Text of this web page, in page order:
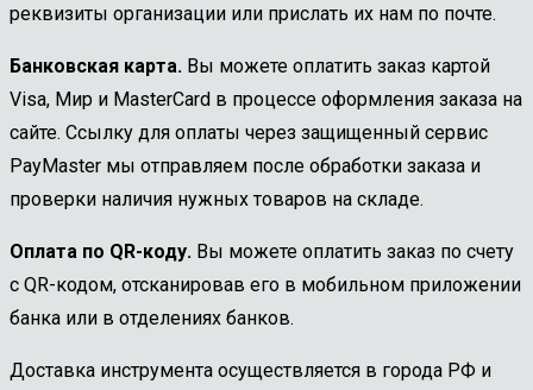
реквизиты организации или прислать их нам по почте.
Банковская карта. Вы можете оплатить заказ картой
Visa, Мир и MasterCard в процессе оформления заказа на
сайте. Ссылку для оплаты через защищенный сервис
PayMaster мы отправляем после обработки заказа и
проверки наличия нужных товаров на складе.
Оплата по QR-коду. Вы можете оплатить заказ по счету
с QR-кодом, отсканировав его в мобильном приложении
банка или в отделениях банков.
Доставка инструмента осуществляется в города РФ и